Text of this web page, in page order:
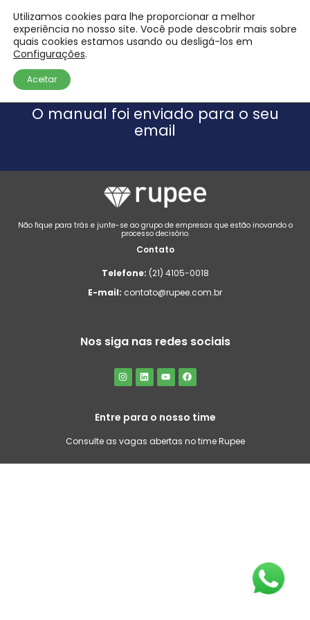
Cadastro Completo!
O manual foi enviado para o seu
email
Não fique para trás e junte-se ao grupo de empresas que estão inovando o
processo decisório.
Contato
Telefone: (21) 4105-0018
E-mail: contato@rupee.com.br
Nos siga nas redes sociais
Entre para o nosso time
Consulte as vagas abertas no time Rupee
Utilizamos cookies para lhe proporcionar a melhor
experiência no nosso site. Você pode descobrir mais sobre
quais cookies estamos usando ou desligá-los em
Configurações.
Aceitar